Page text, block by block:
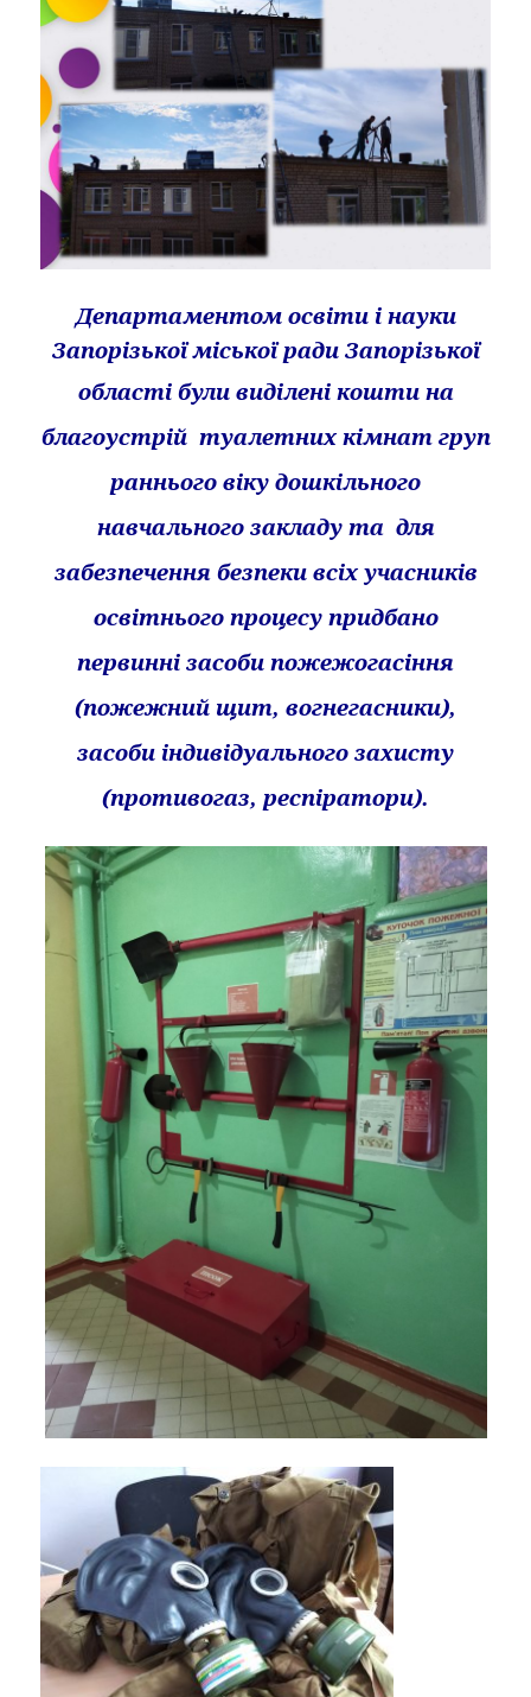
Департаментом освіти і науки
Запорізької міської ради Запорізької
області були виділені кошти на
благоустрій туалетних кімнат груп
раннього віку дошкільного
навчального закладу та для
забезпечення безпеки всіх учасників
освітнього процесу придбано
первинні засоби пожежогасіння
(пожежний щит, вогнегасники),
засоби індивідуального захисту
(противогаз, респіратори).